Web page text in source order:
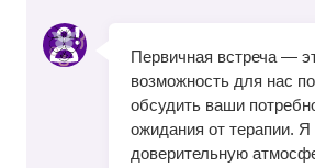
Первичная встреча —
возможность для нас
обсудить ваши
ожидания от терапии.
доверительную